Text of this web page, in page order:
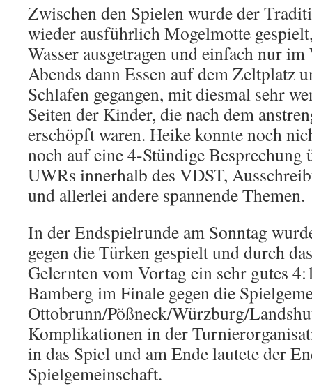
Zwischen den Spielen wurde der
wieder ausführlich Mogelmotte
Wasser ausgetragen und einfach nur
Abends dann Essen auf dem Zeltplatz
Schlafen gegangen, mit diesmal sehr
Seiten der Kinder, die nach dem
erschöpft waren. Heike konnte noch
noch auf eine 4-Stündige
UWRs innerhalb des VDST,
und allerlei andere spannende Themen.
In der Endspielrunde am Sonntag
gegen die Türken gespielt und durch
Gelernten vom Vortag ein sehr gutes
Bamberg im Finale gegen die
Ottobrunn/Pößneck/Würzburg/
Komplikationen in der
in das Spiel und am Ende lautete der
Spielgemeinschaft.